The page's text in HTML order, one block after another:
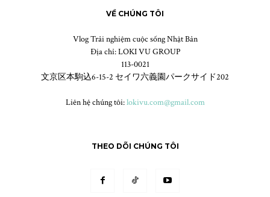
VỀ CHÚNG TÔI
Vlog Trải nghiệm cuộc sống Nhật Bản
Địa chỉ: LOKI VU GROUP
113-0021
文京区本駒込6-15-2 セイワ六義園パークサイド202
Liên hệ chúng tôi:lokivu.com@gmail.com
THEO DÕI CHÚNG TÔI